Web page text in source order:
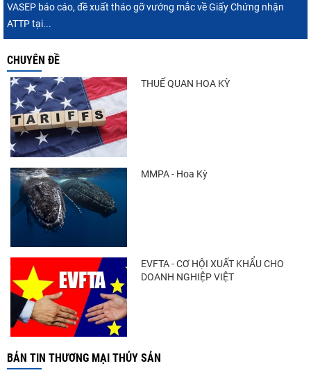
VASEP báo cáo, đề xuất tháo gỡ vướng mắc về Giấy Chứng nhận
ATTP tại...
CHUYÊN ĐỀ
THUẾ QUAN HOA KỲ
MMPA - Hoa Kỳ
EVFTA - CƠ HỘI XUẤT KHẨU CHO
DOANH NGHIỆP VIỆT
BẢN TIN THƯƠNG MẠI THỦY SẢN